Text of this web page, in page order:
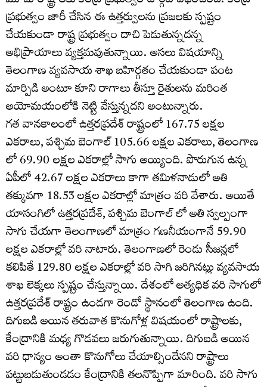
ప్రభుత్వం జారీ చేసిన ఈ ఉత్తర్వులను ప్రజలకు స్పష్టం
చేయకుండా రాష్ట్ర ప్రభుత్వం దాచి పెడుతున్నదన్న
అభిప్రాయాలు వ్యక్తమవుతున్నాయి. అసలు విషయాన్ని
తెలంగాణ వ్యవసాయ శాఖ బహిర్గతం చేయకుండా పంట
మార్పిడి అంటూ కూని రాగాలు తీస్తూ రైతులను మరింత
అయోమయంలోకి నెట్టి వేస్తున్నదని అంటున్నారు.
గత వానకాలంలో ఉత్తరప్రదేశ్ రాష్ట్రంలో 167.75 లక్షల
ఎకరాలు, పశ్చిమ బెంగాల్ 105.66 లక్షల ఎకరాలు, తెలంగాణ
లో 69.90 లక్షల ఎకరాల్లో సాగు అయ్యింది. పొరుగున ఉన్న
ఏపీలో 42.67 లక్షల ఎకరాలు కాగా తమిళనాడులో అతి
తక్కువగా 18.53 లక్షల ఎకరాల్లో మాత్రం వరి వేశారు. అయితే
యాసంగిలో ఉత్తరప్రదేశ్, పశ్చిమ బెంగాల్ లో అతి స్వల్పంగా
సాగు చేయగా తెలంగాణలో మాత్రం గణనీయంగానే 59.90
లక్షల ఎకరాల్లో వరి నాటారు. తెలంగాణలో రెండు సీజన్లలో
కలిపితే 129.80 లక్షల ఎకరాల్లో వరి సాగి జరిగినట్లు వ్యవసాయ
శాఖ లెక్కలు స్పష్టం చేస్తున్నాయి. దేశంలో అత్యధిక వరి సాగులో
ఉత్తరప్రదేశ్ రాష్ట్రం ఉండగా రెండో స్థానంలో తెలంగాణ ఉంది.
దిగుబడి అయిన తరువాత కొనుగోళ్ల విషయంలో రాష్ట్రాలకు,
కేంద్రానికి మధ్య గొడవలు జరుగుతున్నాయి. దిగుబడి అయిన
వరి ధాన్యం అంతా కొనుగోలు చేయాల్సిందేనని రాష్ట్రాలు
పట్టుబడుతుండడం కేంద్రానికి తలనొప్పిగా మారింది. వరి సాగు